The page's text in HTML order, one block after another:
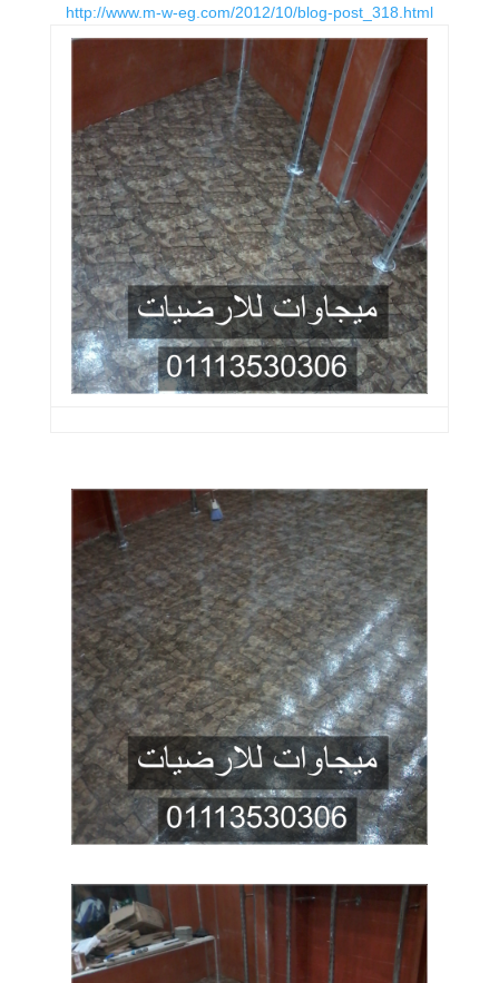
http://www.m-w-eg.com/2012/10/blog-post_318.html